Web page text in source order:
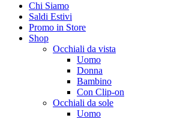
Chi Siamo
Saldi Estivi
Promo in Store
Shop
Occhiali da vista
Uomo
Donna
Bambino
Con Clip-on
Occhiali da sole
Uomo